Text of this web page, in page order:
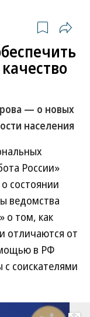
— о новых
населения
России»
состоянии
ведомства
о том, как
отличаются от
в РФ
соискателями